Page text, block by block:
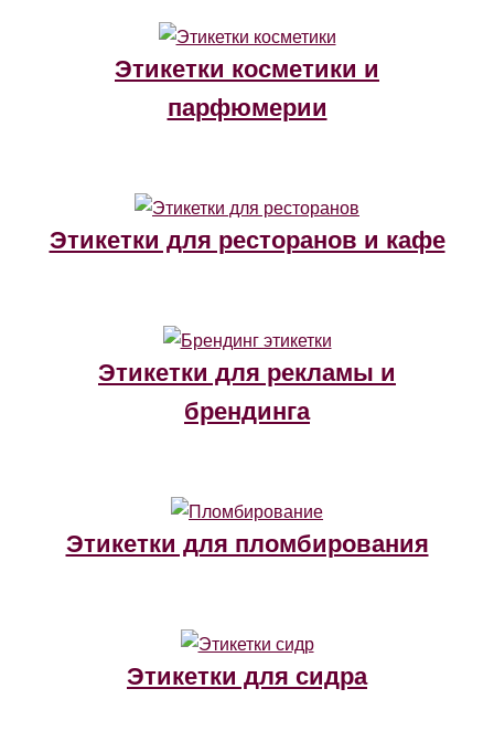
Этикетки косметики и
парфюмерии
Этикетки для ресторанов и кафе
Этикетки для рекламы и
брендинга
Этикетки для пломбирования
Этикетки для сидра